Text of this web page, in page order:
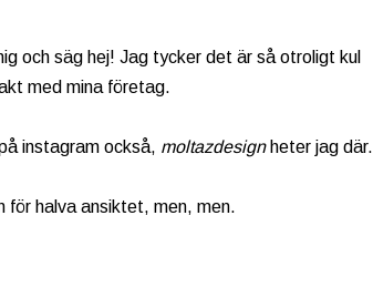
och säg hej! Jag tycker det är så otroligt kul
med mina företag.
instagram också, moltazdesignheter jag där.
för halva ansiktet, men, men.